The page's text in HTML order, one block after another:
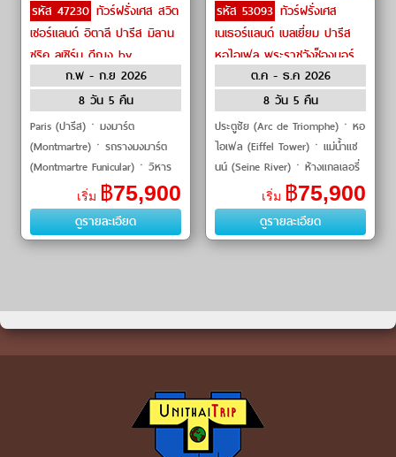
รหัส 47230 ทัวร์ฝรั่งเศส สวิต
เซอร์แลนด์ อิตาลี ปารีส มิลาน
ซูริค ลูเซิร์น ดีฌง by
Emiratesก.พ - ก.ย 2026
8 วัน 5 คืน
Paris (ปารีส)ㆍมงมาร์ต
(Montmartre)ㆍรถรางมงมาร์ต
(Montmartre Funicular)ㆍวิหาร
ซาเครเกอร์ (Sacré-Cœur
Basilica)ㆍล่องเรือแม่น้ำแซน
(Seine River Cruise)ㆍห้างแกล
ลอ�
เริ่ม ฿75,900
ดูรายละเอียด
รหัส 53093 ทัวร์ฝรั่งเศส
เนเธอร์แลนด์ เบลเยี่ยม ปารีส
หอไอเฟล พระราชวังช็องบอร์
มงต์แซงต์มิเชล บรัสเซลส์
อัมสเตอร์ดัม by Emirates
ต.ค - ธ.ค 2026
8 วัน 5 คืน
ประตูชัย (Arc de Triomphe)ㆍหอ
ไอเฟล (Eiffel Tower)ㆍแม่น้ำแซ
นน์ (Seine River)ㆍห้างแกลเลอรี่
ลาฟาแยตต์ (Galleries Lafayette)
ㆍพระราชวังช็องบอร์ (Château
de Chambord)
เริ่ม ฿75,900
ดูรายละเอียด